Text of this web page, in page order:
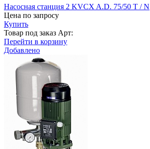
Насосная станция 2 KVCX A.D. 75/50 T / N
Цена по запросу
Купить
Товар под заказ Арт:
Перейти в корзину
Добавлено